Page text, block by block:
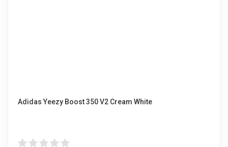
Adidas Yeezy Boost 350 V2 Cream White